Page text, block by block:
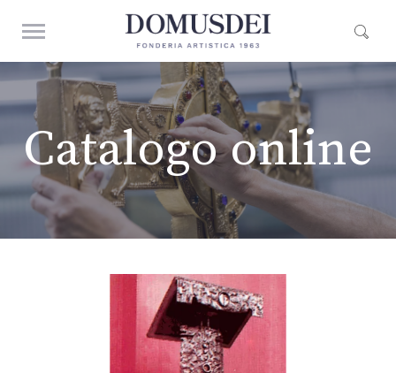
Catalogo online